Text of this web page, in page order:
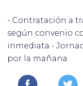
- Contratación a
según convenio
inmediata -
por la mañana